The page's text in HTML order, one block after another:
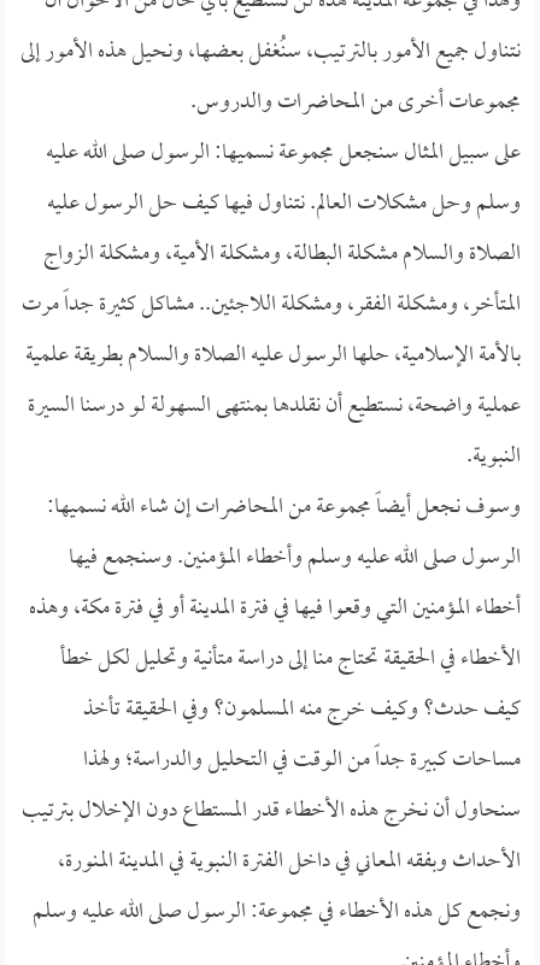
نتناول جميع الأمور بالترتيب، سنُغفل بعضها، ونحيل هذه الأمور إلى
مجموعات أخرى من المحاضرات والدروس.
على سبيل المثال سنجعل مجموعة نسميها: الرسول صلى الله عليه
وسلم وحل مشكلات العالم. نتناول فيها كيف حل الرسول عليه
الصلاة والسلام مشكلة البطالة، ومشكلة الأمية، ومشكلة الزواج
المتأخر، ومشكلة الفقر، ومشكلة اللاجئين.. مشاكل كثيرة جداً مرت
بالأمة الإسلامية، حلها الرسول عليه الصلاة والسلام بطريقة علمية
عملية واضحة، نستطيع أن نقلدها بمنتهى السهولة لو درسنا السيرة
النبوية.
وسوف نجعل أيضاً مجموعة من المحاضرات إن شاء الله نسميها:
الرسول صلى الله عليه وسلم وأخطاء المؤمنين. وسنجمع فيها
أخطاء المؤمنين التي وقعوا فيها في فترة المدينة أو في فترة مكة، وهذه
الأخطاء في الحقيقة تحتاج منا إلى دراسة متأنية وتحليل لكل خطأ
كيف حدث؟ وكيف خرج منه المسلمون؟ وفي الحقيقة تأخذ
مساحات كبيرة جداً من الوقت في التحليل والدراسة؛ ولهذا
سنحاول أن نخرج هذه الأخطاء قدر المستطاع دون الإخلال بترتيب
الأحداث وبفقه المعاني في داخل الفترة النبوية في المدينة المنورة،
ونجمع كل هذه الأخطاء في مجموعة: الرسول صلى الله عليه وسلم